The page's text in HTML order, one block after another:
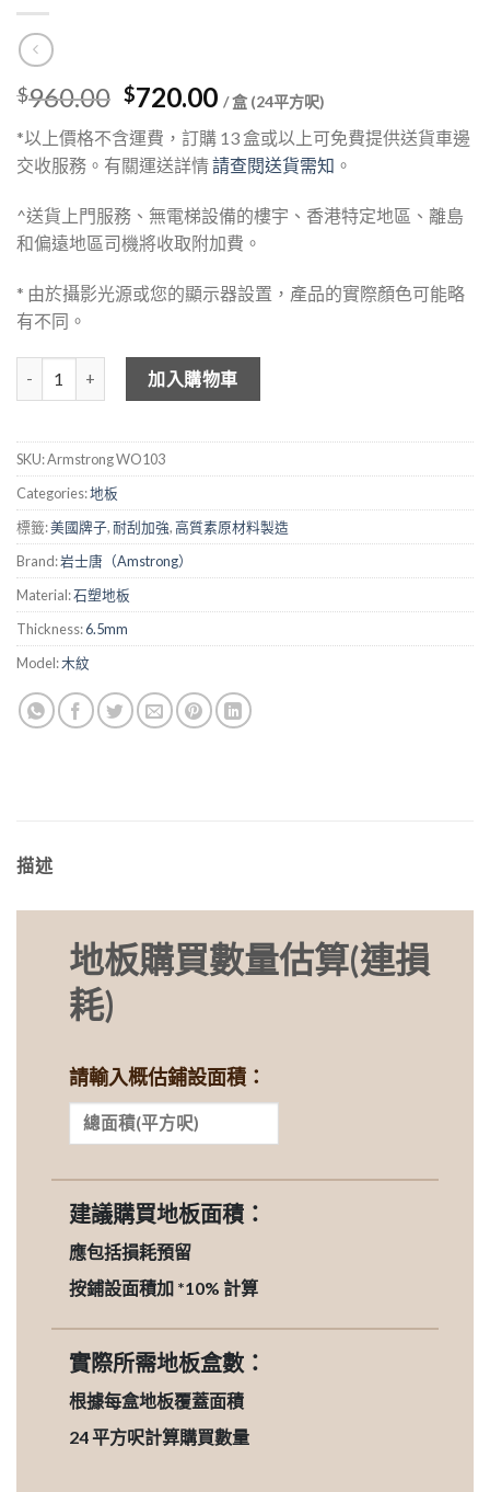
$960.00 Original
price
was:
$960.00.
$720.00Current
price
is:
$720.00.
/ 盒 (24平方呎)
*以上價格不含運費，訂購 13 盒或以上可免費提供送貨車邊
交收服務。有關運送詳情請查閱送貨需知 。
^送貨上門服務、無電梯設備的樓宇、香港特定地區、離島
和偏遠地區司機將收取附加費。
* 由於攝影光源或您的顯示器設置，產品的實際顏色可能略
有不同。
岩士唐 木紋石塑地板 - 藝絲木 WO103 數量
加入購物車
SKU:Armstrong WO103
Categories:地板
標籤:美國牌子,耐刮加強,高質素原材料製造
Brand:岩士唐（Amstrong）
Material:石塑地板
Thickness:6.5mm
Model:木紋
描述
地板購買數量估算(連損
耗)
請輸入概估鋪設面積：
建議購買地板面積：
應包括損耗預留
按鋪設面積加 *10% 計算
實際所需地板盒數：
根據每盒地板覆蓋面積
24平方呎計算購買數量